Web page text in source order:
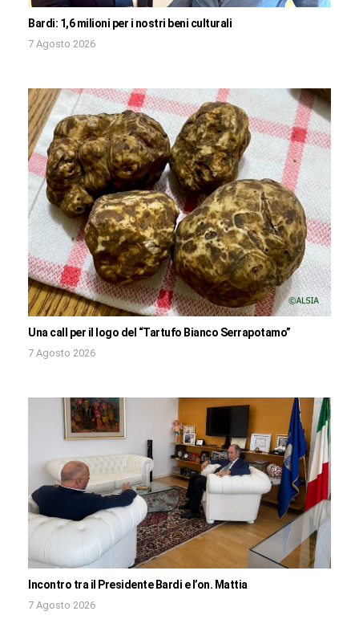
Bardi: 1,6 milioni per i nostri beni culturali
7 Agosto 2026
Una call per il logo del “Tartufo Bianco Serrapotamo”
7 Agosto 2026
Incontro tra il Presidente Bardi e l’on. Mattia
7 Agosto 2026